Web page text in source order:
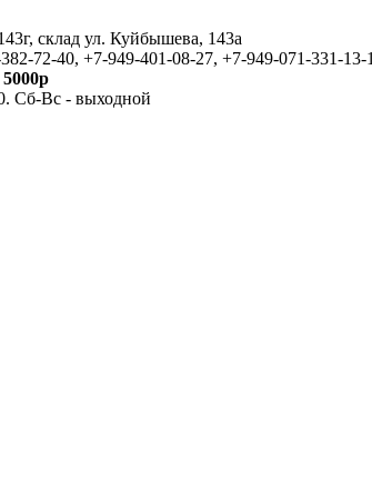
склад ул. Куйбышева, 143а
72-40, +7-949-401-08-27, +7-949-071-331-13-
Сб-Вс - выходной